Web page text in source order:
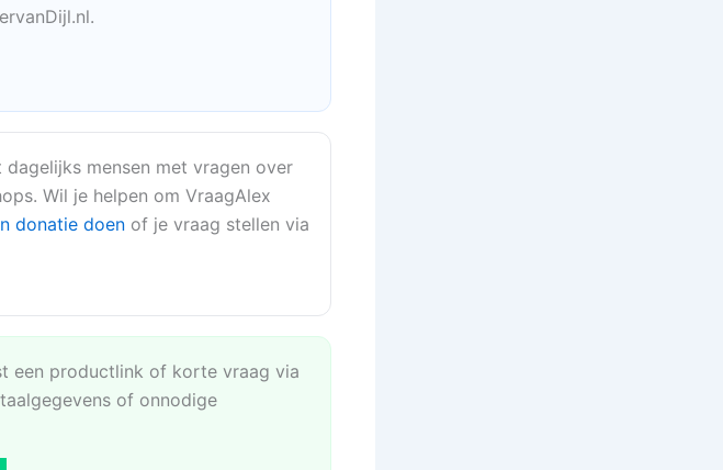
mensen met vragen over
Wil je helpen om VraagAlex
donatie doen of je vraag stellen via
een productlink of korte vraag via
of onnodige